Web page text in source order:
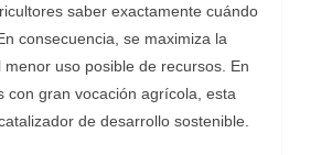
saber exactamente cuándo
consecuencia, se maximiza la
menor uso posible de recursos. En
con gran vocación agrícola, esta
de desarrollo sostenible.